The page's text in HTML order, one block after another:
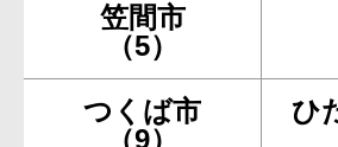
笠間市
（5）
つくば市
（9）
ひ